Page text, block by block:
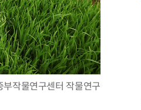
작물연구센터 작물연구
문 테크데이